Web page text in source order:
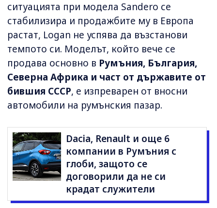
ситуацията при модела Sandero се
стабилизира и продажбите му в Европа
растат, Logan не успява да възстанови
темпото си. Моделът, който вече се
продава основно в Румъния, България,
Северна Африка и част от държавите от
бившия СССР, е изпреварен от вносни
автомобили на румънския пазар.
Dacia, Renault и още 6
компании в Румъния с
глоби, защото се
договорили да не си
крадат служители